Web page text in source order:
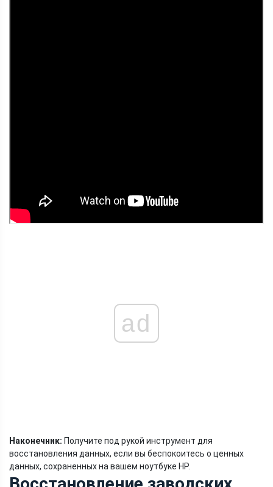
ad
Наконечник: Получите под рукой инструмент для
восстановления данных, если вы беспокоитесь о ценных
данных, сохраненных на вашем ноутбуке HP.